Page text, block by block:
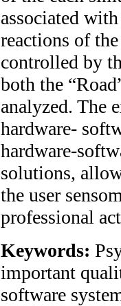
associated
reactions of
controlled by
both the
analyzed. The
hardware-
hardware-
solutions,
the user
professional
Keywords:
important
software